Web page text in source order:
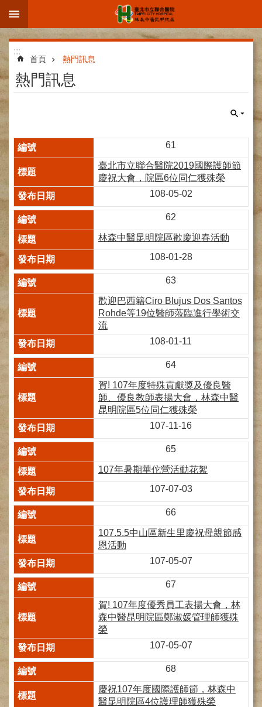
跳到主要內容區塊
進
階
搜
尋
院
區
簡
科
介
紹
網
路
掛
醫
指
南
臺
灣
醫
國
際
交
流
訓
練
中
心
健
檢
查
中
心
(Health
Management
療
收
費
:::
首頁 熱門訊息
熱門訊息
61
臺北市立聯合醫院2019國際護師節
慶祝大會，院區6位同仁獲殊榮
108-05-02
62
林森中醫昆明院區歡慶迎春活動
108-01-28
63
歡迎 巴西籍Ciro Blujus Dos Santos
Rohde等19位醫師蒞臨進行學術交
流
108-01-11
64
賀! 107年度特殊貢獻獎及優良醫
師、優良教師表揚大會，林森中醫
昆明院區5位同仁獲殊榮
107-11-16
65
107年暑期華佗營活動花絮
107-07-03
66
107.5.5中山區新生里慶祝母親節感
恩活動
107-05-07
67
賀! 107年度優秀員工表揚大會，林
森中醫昆明院區鄭淑媛管理師獲殊
榮
107-05-07
68
慶祝107年度國際護師節，林森中
醫昆明院區4位護理師獲殊榮